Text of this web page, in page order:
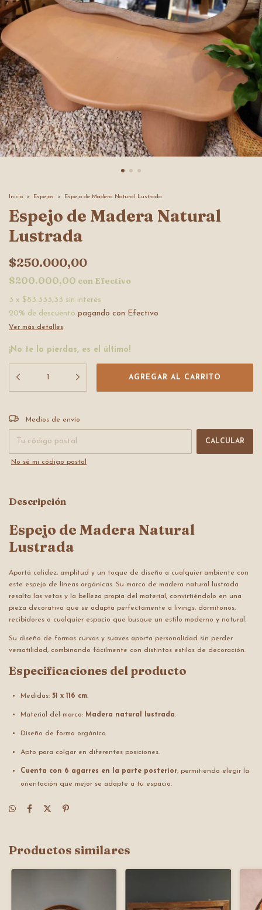
Inicio > Espejos > Espejo de Madera Natural Lustrada
Espejo de Madera Natural
Lustrada
$250.000,00
$200.000,00 con Efectivo
3 x $83.333,33 sin interés
20% de descuento pagando con Efectivo
Ver más detalles
¡No te lo pierdas, es el último!
Entregas para el CP:
Medios de envío
CALCULAR
No sé mi código postal
Descripción
Espejo de Madera Natural
Lustrada
Aportá calidez, amplitud y un toque de diseño a cualquier ambiente con
este espejo de líneas orgánicas. Su marco de madera natural lustrada
resalta las vetas y la belleza propia del material, convirtiéndolo en una
pieza decorativa que se adapta perfectamente a livings, dormitorios,
recibidores o cualquier espacio que busque un estilo moderno y natural.
Su diseño de formas curvas y suaves aporta personalidad sin perder
versatilidad, combinando fácilmente con distintos estilos de decoración.
Especificaciones del producto
Medidas: 51 x 116 cm.
Material del marco: Madera natural lustrada.
Diseño de forma orgánica.
Apto para colgar en diferentes posiciones.
Cuenta con 6 agarres en la parte posterior, permitiendo elegir la
orientación que mejor se adapte a tu espacio.
Productos similares